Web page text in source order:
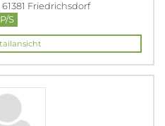
61381 Friedrichsdorf
P/S